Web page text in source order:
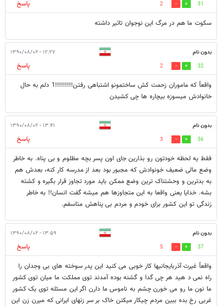
31
2
پاسخ
سکوت ما هم در مرگ این نوجوان تاثیر داشته
بدون نام ۱۲:۲۷ - ۱۳۹۰/۰۸/۰۲
32
2
پاسخ
واقعاً که ماموران زحمت کش ساختمونو اشتباهی رفتن!!!!!!!!!1 دلم به حال
خانوادش میسوزه بیچاره ها چی کشیدن
بدون نام ۱۳:۴۱ - ۱۳۹۰/۰۸/۰۲
56
3
پاسخ
فقط یه لحظه خودتون رو بذارین جای اون پسر بچه مظلوم و بی پناه. به خاطر
وضع مالی ضعیف خونوادش که مجبور بود بعد از مدرسه کار کنه، بعدش هم
به بدترین و وحشتناک ترین وضع ممکن باید مورد تجاوز قرار بگیره و کشته
بشه. خدایا یعنی واقعا به این متجاوزها هم میشه گفت انسان!! به خاطر
زندگی تو این کشور برای خودم و مردم بی پناهش متاسفم.
بدون نام ۱۳:۵۹ - ۱۳۹۰/۰۸/۰۲
37
5
پاسخ
واقعاً غیرت آذربایجانیها کار خوبی می کنید این پدر سوخته های بی وجدان را
راه نمی د هید هر چی گدا و گشنه بوده آمدند توی مملکت ما میان توی کشور
ما نون ما رو می خورن چشم به ناموس ما دارن اگر این مسئله توی یک کشور
غربی رخ بده ببین مردم چیکار میکنن خاک بر سر زنهای ایرانی که میرن زن این